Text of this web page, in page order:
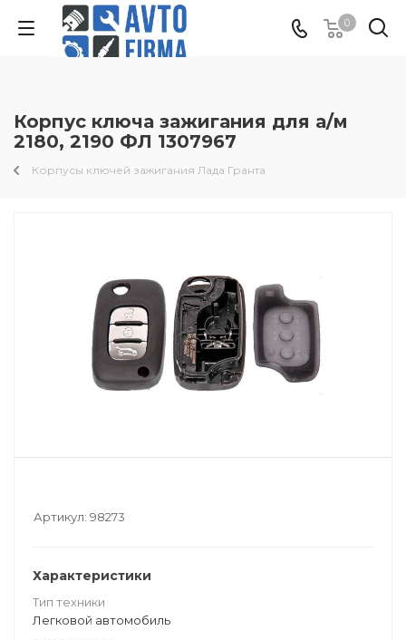
0
Корпус ключа зажигания для а/м
2180, 2190 ФЛ 1307967
Корпусы ключей зажигания Лада Гранта
Артикул: 98273
Характеристики
Тип техники
Легковой автомобиль